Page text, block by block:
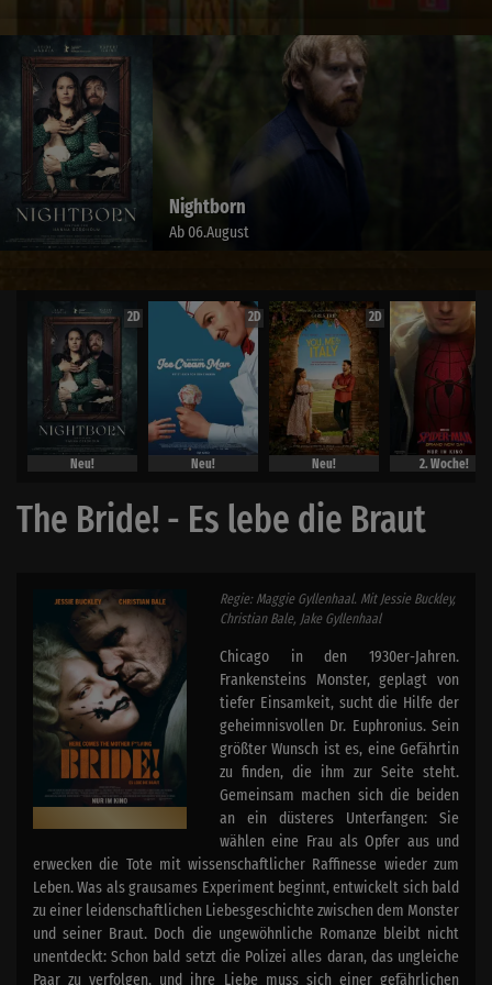
Nightborn
Ab 06.August
2D
Neu!
2D
Neu!
2D
Neu! 2. Woche!
The Bride! - Es lebe die Braut
Regie: Maggie Gyllenhaal. Mit Jessie Buckley,
Christian Bale, Jake Gyllenhaal
Chicago in den 1930er-Jahren.
Frankensteins Monster, geplagt von
tiefer Einsamkeit, sucht die Hilfe der
geheimnisvollen Dr. Euphronius. Sein
größter Wunsch ist es, eine Gefährtin
zu finden, die ihm zur Seite steht.
Gemeinsam machen sich die beiden
an ein düsteres Unterfangen: Sie
wählen eine Frau als Opfer aus und
erwecken die Tote mit wissenschaftlicher Raffinesse wieder zum
Leben. Was als grausames Experiment beginnt, entwickelt sich bald
zu einer leidenschaftlichen Liebesgeschichte zwischen dem Monster
und seiner Braut. Doch die ungewöhnliche Romanze bleibt nicht
unentdeckt: Schon bald setzt die Polizei alles daran, das ungleiche
Paar zu verfolgen, und ihre Liebe muss sich einer gefährlichen